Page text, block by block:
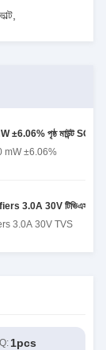
±6.06% পৃষ্ঠ মাউন্ট SOD-
3.0A 30V টিভিএস
1pcs